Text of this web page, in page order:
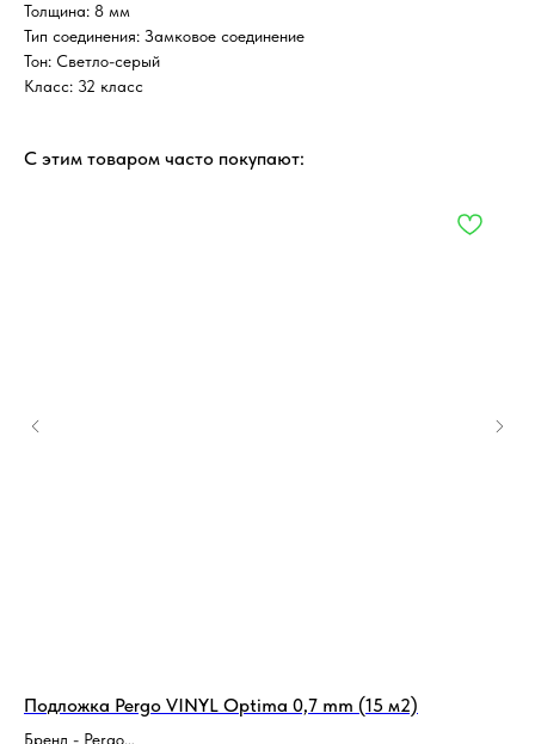
Толщина: 8 мм
Тип соединения: Замковое соединение
Тон: Светло-серый
Класс: 32 класс
С этим товаром часто покупают:
Подложка Pergo VINYL Optima 0,7 mm (15 м2)
Бренд - Pergo